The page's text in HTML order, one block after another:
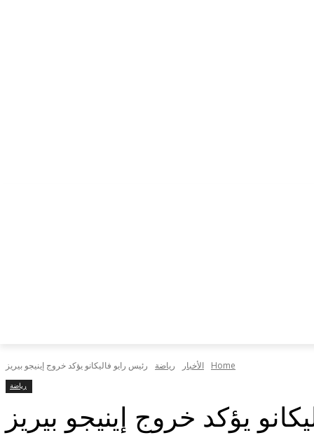
Home الأخبار رياضة رئيس رايو فاليكانو يؤكد خروج إينيجو بيريز
رياضة
يؤكد خروج إينيجو بيريز